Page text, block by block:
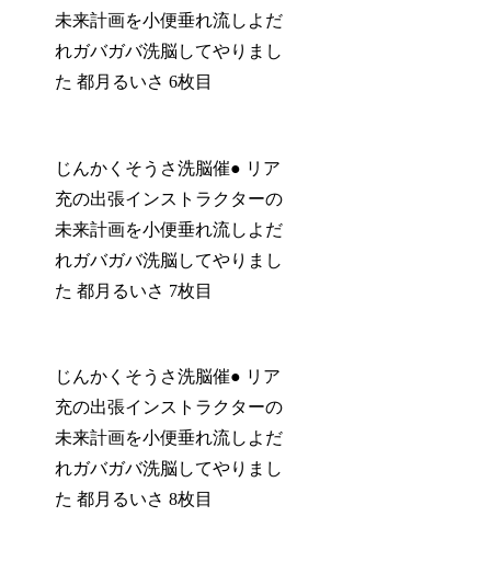
未来計画を小便垂れ流しよだ
れガバガバ洗脳してやりまし
た 都月るいさ 6枚目
じんかくそうさ洗脳催● リア
充の出張インストラクターの
未来計画を小便垂れ流しよだ
れガバガバ洗脳してやりまし
た 都月るいさ 7枚目
じんかくそうさ洗脳催● リア
充の出張インストラクターの
未来計画を小便垂れ流しよだ
れガバガバ洗脳してやりまし
た 都月るいさ 8枚目